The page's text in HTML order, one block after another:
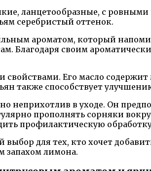
ланцетообразные, с
серебристый оттенок.
ароматом, который
Благодаря своим
свойствами. Его масло
также способствует
неприхотлив в уходе. Он
прополнять сорняки
профилактическую
для тех, кто хочет
запахом лимона.